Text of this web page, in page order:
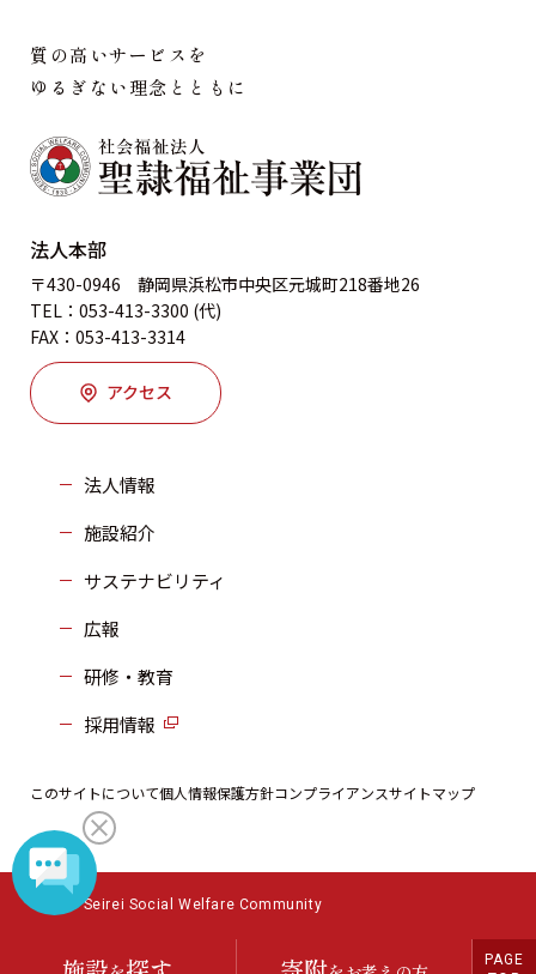
質の高いサービスを
ゆるぎない理念とともに
法人本部
〒430-0946 静岡県浜松市中央区元城町218番地26
TEL：053-413-3300 (代)
FAX：053-413-3314
アクセス
法人情報
施設紹介
サステナビリティ
広報
研修・教育
採用情報
このサイトについて個人情報保護方針コンプライアンスサイトマップ
©2023 Seirei Social Welfare Community
PAGE